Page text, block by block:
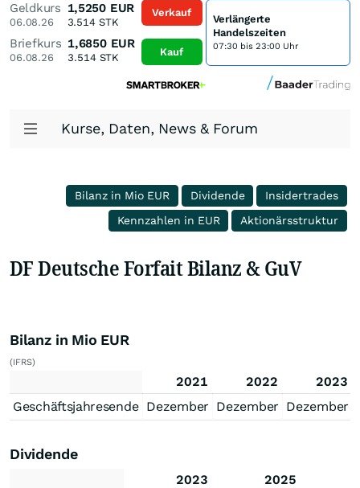
Geldkurs
06.08.26
1,5250 EUR
3.514STK
Briefkurs
06.08.26
1,6850 EUR
3.514STK
Verkauf
Kauf
Verlängerte
Handelszeiten
07:30 bis 23:00 Uhr
Kurse, Daten, News & Forum
Bilanz in Mio EUR Dividende
Insidertrades
Kennzahlen in EUR
Aktionärsstruktur
DF Deutsche Forfait Bilanz & GuV
Bilanz in Mio EUR
(IFRS)
2021 2022
2023
Geschäftsjahresende Dezember Dezember Dezember
Dividende
2023
2025